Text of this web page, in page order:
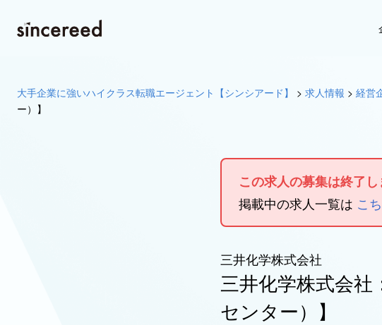
大手企業に強いハイクラス転職エージェント【シンシアード】 > 求人情報 > 経営
ー）】
この求人の募集は終了し
掲載中の求人一覧は こ
三井化学株式会社
三井化学株式会
センター）】